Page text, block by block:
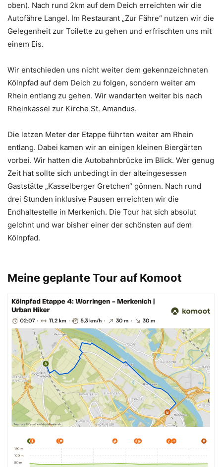
oben). Nach rund 2km auf dem Deich erreichten wir die
Autofähre Langel. Im Restaurant „Zur Fähre“ nutzen wir die
Gelegenheit zur Toilette zu gehen und erfrischten uns mit
einem Eis.
Wir entschieden uns nicht weiter dem gekennzeichneten
Kölnpfad auf dem Deich zu folgen, sondern weiter am
Rhein entlang zu gehen. Wir wanderten weiter bis nach
Rheinkassel zur Kirche St. Amandus.
Die letzen Meter der Etappe führten weiter am Rhein
entlang. Dabei kamen wir an einigen kleinen Biergärten
vorbei. Wir hatten die Autobahnbrücke im Blick. Wer genug
Zeit hat sollte sich unbedingt in der alteingesessen
Gaststätte „Kasselberger Gretchen“ gönnen. Nach rund
drei Stunden inklusive Pausen erreichten wir die
Endhaltestelle in Merkenich. Die Tour hat sich absolut
gelohnt und war bisher einer der schönsten auf dem
Kölnpfad.
Meine geplante Tour auf Komoot